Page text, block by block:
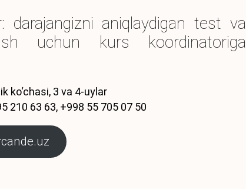
darajangizni aniqlaydigan test va
uchun kurs koordinatoriga
ko‘chasi, 3 va 4-uylar
210 63 63, +998 55 705 07 50